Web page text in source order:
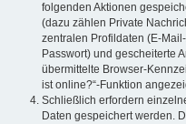
folgenden Aktionen
(dazu zählen Private
zentralen Profildaten (E-
Passwort) und gescheiterte
übermittelte Browser-
ist online?“-Funktion
Schließlich erfordern
Daten gespeichert werden.